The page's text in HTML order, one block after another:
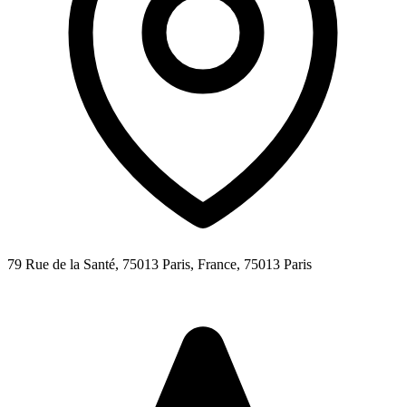
79 Rue de la Santé, 75013 Paris, France, 75013 Paris